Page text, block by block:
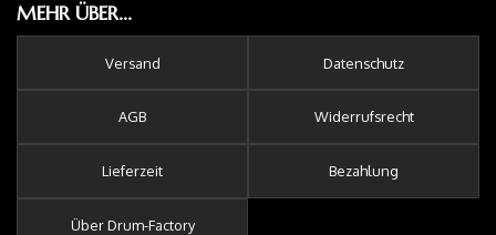
MEHR ÜBER...
Versand Datenschutz
AGB Widerrufsrecht
Lieferzeit Bezahlung
Über Drum-Factory